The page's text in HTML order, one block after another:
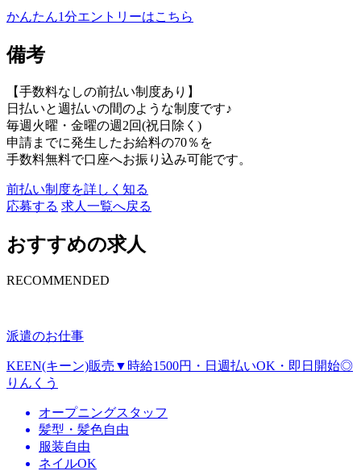
かんたん1分エントリーはこちら
備考
【手数料なしの前払い制度あり】
日払いと週払いの間のような制度です♪
毎週火曜・金曜の週2回(祝日除く)
申請までに発生したお給料の70％を
手数料無料で口座へお振り込み可能です。
前払い制度を詳しく知る
応募する 求人一覧へ戻る
おすすめの求人
RECOMMENDED
派遣のお仕事
KEEN(キーン)販売▼時給1500円・日週払いOK・即日開始◎
りんくう
オープニングスタッフ
髪型・髪色自由
服装自由
ネイルOK